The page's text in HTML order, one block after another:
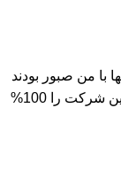
با من صبور بودند
و به من کمک کردند تا مشکلم را حل کنم. من این شرکت را 100%